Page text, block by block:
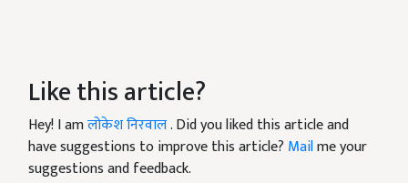
Like this article?
Hey! I amलोकेश निरवाल. Did you liked this article and
have suggestions to improve this article? Mailme your
suggestions and feedback.